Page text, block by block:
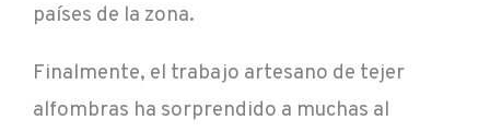
países de la zona.
Finalmente, el trabajo artesano de tejer
alfombras ha sorprendido a muchas al